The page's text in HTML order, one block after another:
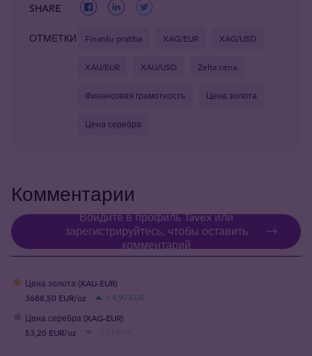
SHARE
ОТМЕТКИ Finanšu pratība XAG/EUR XAG/USD
XAU/EUR XAU/USD Zelta cena
Финансовая грамотность Цена золота
Цена серебра
Комментарии
Войдите в профиль Tavex или
зарегистрируйтесь, чтобы оставить
комментарий
Цена золота (XAU-EUR)
3688,50 EUR/oz
+ 4,90 EUR
Цена серебра (XAG-EUR)
53,20 EUR/oz